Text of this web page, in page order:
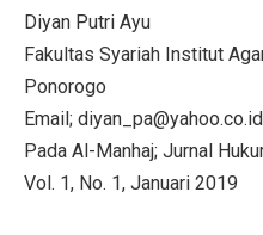
Diyan Putri Ayu
Fakultas Syariah Institut
Ponorogo
Email; diyan_pa@yahoo.co.id
Pada Al-Manhaj; Jurnal
Vol. 1, No. 1, Januari 2019